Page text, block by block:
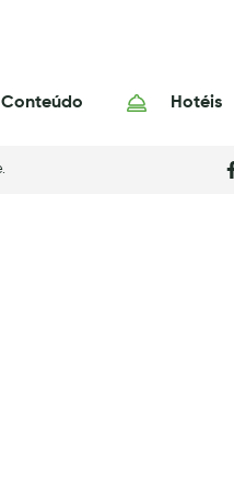
Conteúdo Hotéis